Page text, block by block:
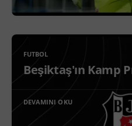
FUTBOL
Beşiktaş'ın Kamp
DEVAMINI OKU